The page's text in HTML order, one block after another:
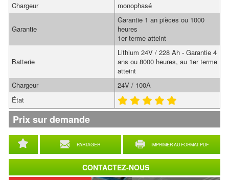
PARTAGER IMPRIMER AU FORMAT PDF
Chargeur
monophasé
Garantie
Garantie 1 an pièces ou 1000
heures
1er terme atteint
Batterie
Lithium 24V / 228 Ah - Garantie 4
ans ou 8000 heures, au 1er terme
atteint
Chargeur
24V / 100A
État
Prix sur demande
CONTACTEZ-NOUS